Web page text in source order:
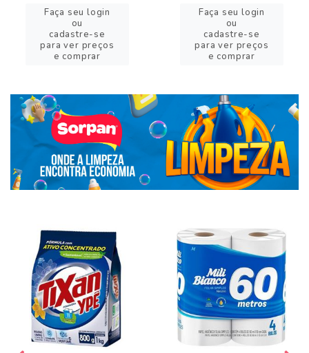
Faça seu login
ou
cadastre-se
para ver preços
e comprar
Faça seu login
ou
cadastre-se
para ver preços
e comprar